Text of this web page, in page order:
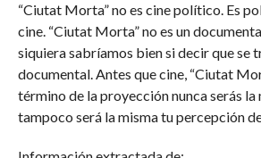
“Ciutat Morta” no es cine político. Es
cine. “Ciutat Morta” no es un
siquiera sabríamos bien si decir que se
documental. Antes que cine, “Ciutat
término de la proyección nunca serás la
tampoco será la misma tu percepción